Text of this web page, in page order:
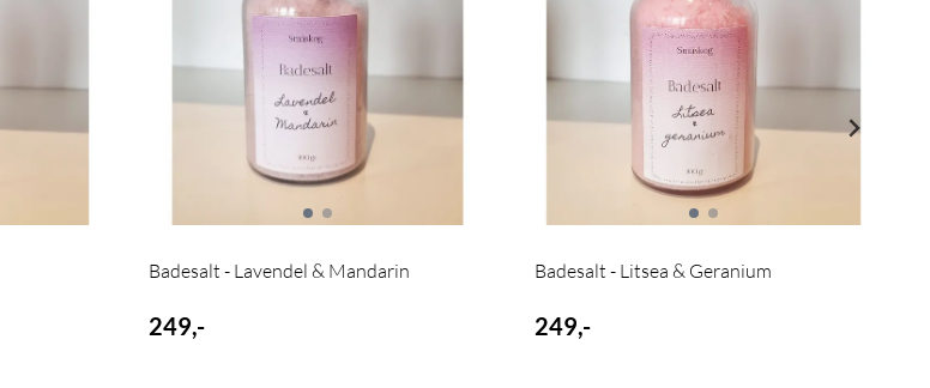
Badesalt - Lavendel & Mandarin
249,-
Badesalt - Litsea & Geranium
249,-